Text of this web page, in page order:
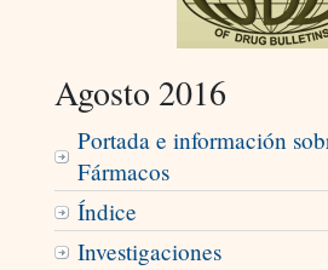
Agosto 2016
Portada e información
Fármacos
Índice
Investigaciones